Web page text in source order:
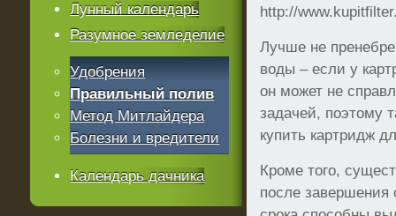
http://
Лучше не
воды – если у
он может не
задачей, поэтому
купить картридж
Кроме того,
после завершения
Лунный календарь
Разумное земледелие
Удобрения
Правильный полив
Метод Митлайдера
Болезни и вредители
Календарь дачника